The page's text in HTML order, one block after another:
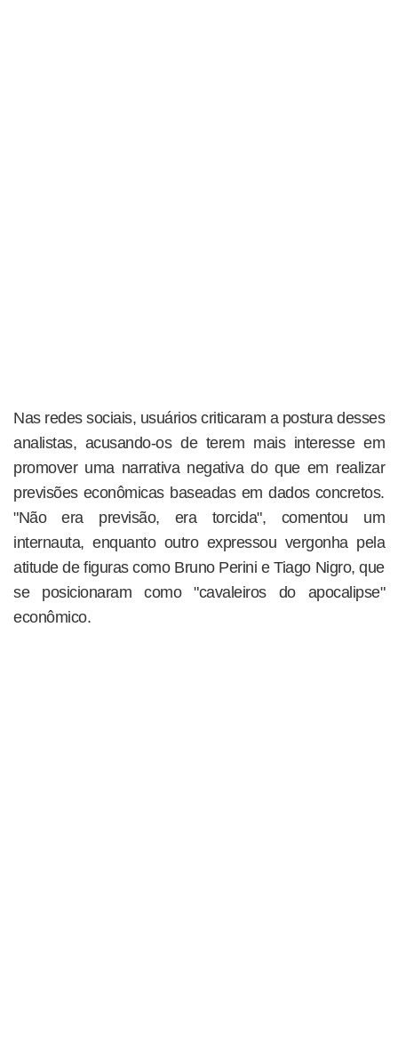
Nas redes sociais, usuários criticaram a postura desses
analistas, acusando-os de terem mais interesse em
promover uma narrativa negativa do que em realizar
previsões econômicas baseadas em dados concretos.
"Não era previsão, era torcida", comentou um
internauta, enquanto outro expressou vergonha pela
atitude de figuras como Bruno Perini e Tiago Nigro, que
se posicionaram como "cavaleiros do apocalipse"
econômico.